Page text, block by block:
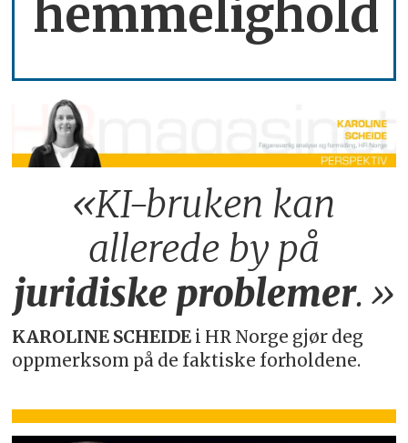
hemmelighold
«KI-bruken kan
allerede by på
juridiske problemer.»
KAROLINE SCHEIDE i HR Norge gjør deg
oppmerksom på de faktiske forholdene.